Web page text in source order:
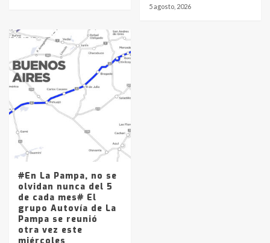
5 agosto, 2026
#En La Pampa, no se
olvidan nunca del 5
de cada mes# El
grupo Autovía de La
Pampa se reunió
otra vez este
miércoles